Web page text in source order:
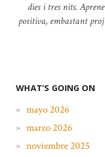
dies i tres nits.
positiva, embastant
WHAT’S GOING ON
mayo 2026
marzo 2026
noviembre 2025